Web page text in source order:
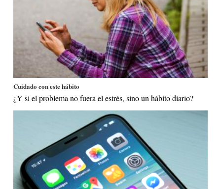
Cuidado con este hábito
¿Y si el problema no fuera el estrés, sino un hábito diario?